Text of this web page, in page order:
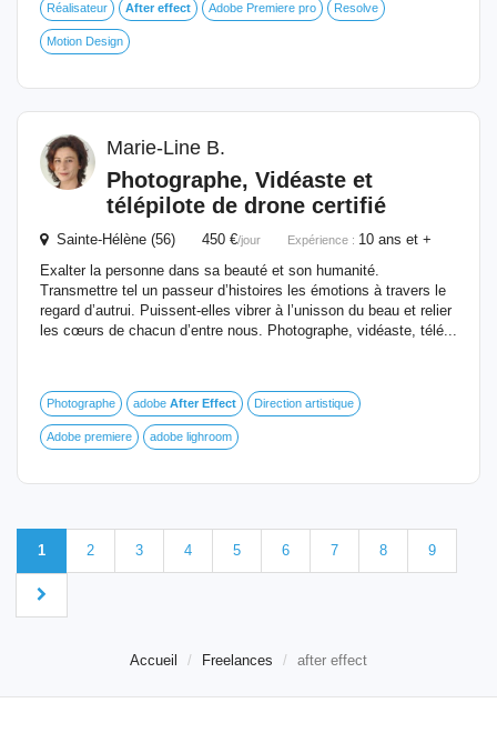
Réalisateur After effect Adobe Premiere pro Resolve
Motion Design
Marie-Line B.
Photographe, Vidéaste et
télépilote de drone certifié
Sainte-Hélène (56) 450 €/jour Expérience : 10 ans et +
Exalter la personne dans sa beauté et son humanité.
Transmettre tel un passeur d’histoires les émotions à travers le
regard d’autrui. Puissent-elles vibrer à l’unisson du beau et relier
les cœurs de chacun d’entre nous. Photographe, vidéaste, télé...
Photographe adobe After Effect Direction artistique
Adobe premiere adobe lighroom
1 2 3 4 5 6 7 8 9
Accueil Freelances after effect